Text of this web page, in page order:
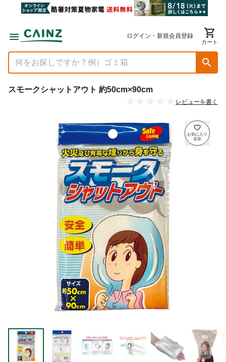
ログイン・新規会員登録
カート
スモークシャットアウト 約50cm×90cm
レビューを書く